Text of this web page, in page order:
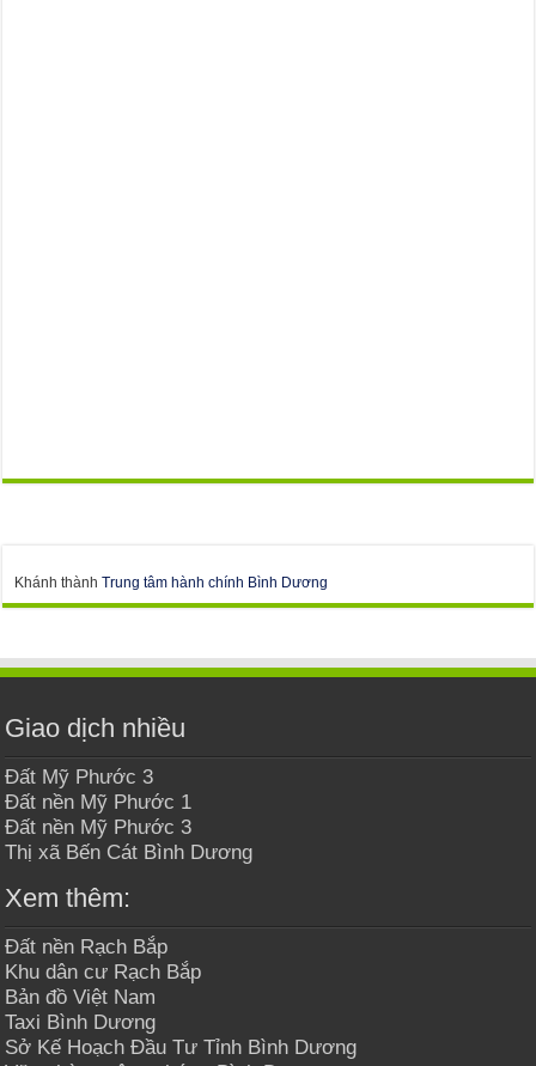
Khánh thànhTrung tâm hành chính Bình Dương
Giao dịch nhiều
Đất Mỹ Phước 3
Đất nền Mỹ Phước 1
Đất nền Mỹ Phước 3
Thị xã Bến Cát Bình Dương
Xem thêm:
Đất nền Rạch Bắp
Khu dân cư Rạch Bắp
Bản đồ Việt Nam
Taxi Bình Dương
Sở Kế Hoạch Đầu Tư Tỉnh Bình Dương